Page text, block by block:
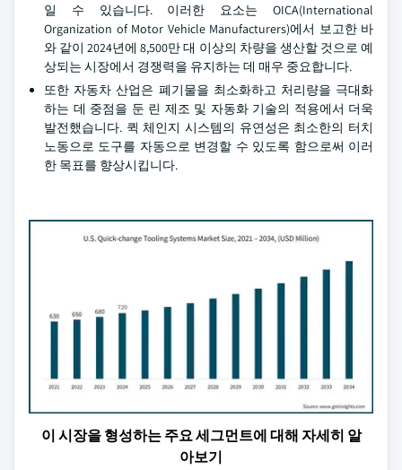
일 수 있습니다. 이러한 요소는 OICA(International
Organization of Motor Vehicle Manufacturers)에서 보고한 바
와 같이 2024년에 8,500만 대 이상의 차량을 생산할 것으로 예
상되는 시장에서 경쟁력을 유지하는 데 매우 중요합니다.
또한 자동차 산업은 폐기물을 최소화하고 처리량을 극대화
하는 데 중점을 둔 린 제조 및 자동화 기술의 적용에서 더욱
발전했습니다. 퀵 체인지 시스템의 유연성은 최소한의 터치
노동으로 도구를 자동으로 변경할 수 있도록 함으로써 이러
한 목표를 향상시킵니다.
이 시장을 형성하는 주요 세그먼트에 대해 자세히 알
아보기